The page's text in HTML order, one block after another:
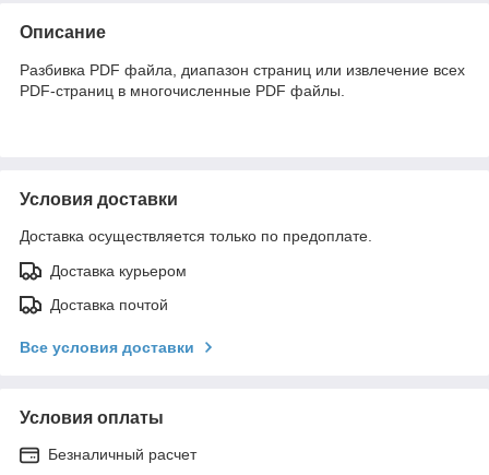
Описание
Разбивка PDF файла, диапазон страниц или извлечение всех
PDF-страниц в многочисленные PDF файлы.
Условия доставки
Доставка осуществляется только по предоплате.
Доставка курьером
Доставка почтой
Все условия доставки
Условия оплаты
Безналичный расчет